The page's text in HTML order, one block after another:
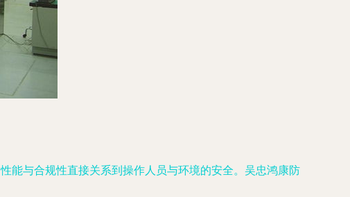
能与合规性直接关系到操作人员与环境的安全。吴忠鸿康防